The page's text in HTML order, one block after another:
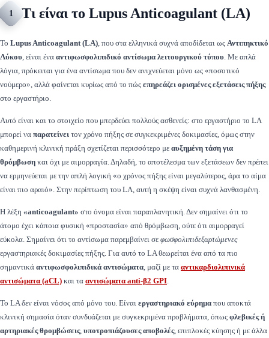
1 Τι είναι το Lupus Anticoagulant (LA)
Το Lupus Anticoagulant (LA), που στα ελληνικά συχνά αποδίδεται ως Αντιπηκτικό
Λύκου, είναι ένα αντιφωσφολιπιδικό αντίσωμα λειτουργικού τύπου. Με απλά
λόγια, πρόκειται για ένα αντίσωμα που δεν ανιχνεύεται μόνο ως «ποσοτικό
νούμερο», αλλά φαίνεται κυρίως από το πώς επηρεάζει ορισμένες εξετάσεις πήξης
στο εργαστήριο.
Αυτό είναι και το στοιχείο που μπερδεύει πολλούς ασθενείς: στο εργαστήριο το LA
μπορεί να παρατείνει τον χρόνο πήξης σε συγκεκριμένες δοκιμασίες, όμως στην
καθημερινή κλινική πράξη σχετίζεται περισσότερο με αυξημένη τάση για
θρόμβωση και όχι με αιμορραγία. Δηλαδή, το αποτέλεσμα των εξετάσεων δεν πρέπει
να ερμηνεύεται με την απλή λογική «ο χρόνος πήξης είναι μεγαλύτερος, άρα το αίμα
είναι πιο αραιό». Στην περίπτωση του LA, αυτή η σκέψη είναι συχνά λανθασμένη.
Η λέξη «anticoagulant» στο όνομα είναι παραπλανητική. Δεν σημαίνει ότι το
άτομο έχει κάποια φυσική «προστασία» από θρόμβωση, ούτε ότι αιμορραγεί
εύκολα. Σημαίνει ότι το αντίσωμα παρεμβαίνει σε φωσφολιπιδεξαρτώμενες
εργαστηριακές δοκιμασίες πήξης. Για αυτό το LA θεωρείται ένα από τα πιο
σημαντικά αντιφωσφολιπιδικά αντισώματα, μαζί με τα αντικαρδιολιπινικά
αντισώματα (aCL) και τα αντισώματα anti-β2 GPI.
Το LA δεν είναι νόσος από μόνο του. Είναι εργαστηριακό εύρημα που αποκτά
κλινική σημασία όταν συνδυάζεται με συγκεκριμένα προβλήματα, όπως φλεβικές ή
αρτηριακές θρομβώσεις, υποτροπιάζουσες αποβολές, επιπλοκές κύησης ή με άλλα